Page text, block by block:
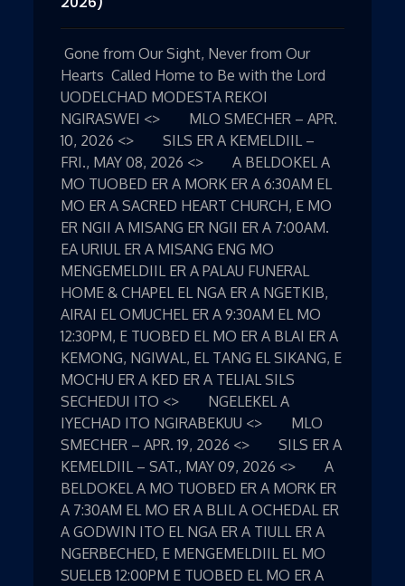
Gone from Our Sight, Never from Our
Hearts Called Home to Be with the Lord
UODELCHAD MODESTA REKOI
NGIRASWEI <> MLO SMECHER – APR.
10, 2026 <> SILS ER A KEMELDIIL –
FRI., MAY 08, 2026 <> A BELDOKEL A
MO TUOBED ER A MORK ER A 6:30AM EL
MO ER A SACRED HEART CHURCH, E MO
ER NGII A MISANG ER NGII ER A 7:00AM.
EA URIUL ER A MISANG ENG MO
MENGEMELDIIL ER A PALAU FUNERAL
HOME & CHAPEL EL NGA ER A NGETKIB,
AIRAI EL OMUCHEL ER A 9:30AM EL MO
12:30PM, E TUOBED EL MO ER A BLAI ER A
KEMONG, NGIWAL, EL TANG EL SIKANG, E
MOCHU ER A KED ER A TELIAL SILS
SECHEDUI ITO <> NGELEKEL A
IYECHAD ITO NGIRABEKUU <> MLO
SMECHER – APR. 19, 2026 <> SILS ER A
KEMELDIIL – SAT., MAY 09, 2026 <> A
BELDOKEL A MO TUOBED ER A MORK ER
A 7:30AM EL MO ER A BLIL A OCHEDAL ER
A GODWIN ITO EL NGA ER A TIULL ER A
NGERBECHED, E MENGEMELDIIL EL MO
SUELEB 12:00PM E TUOBED EL MO ER A